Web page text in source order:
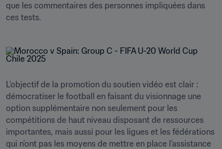
que les commentaires des personnes impliquées dans
ces tests.
L’objectif de la promotion du soutien vidéo est clair :
démocratiser le football en faisant du visionnage une
option supplémentaire non seulement pour les
compétitions de haut niveau disposant de ressources
importantes, mais aussi pour les ligues et les fédérations
qui n’ont pas les moyens de mettre en place l’assistance